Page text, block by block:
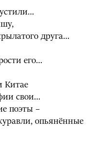
друга…
его…
Китае
свои…
поэты –
опьянённые